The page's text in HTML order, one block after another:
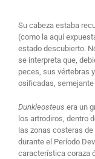
Su cabeza estaba
(como la aquí
estado descubierto.
se interpreta que,
peces, sus vértebras
osificadas,
Dunkleosteus era un
los artrodiros, dentro
las zonas costeras
durante el Período
característica coraza